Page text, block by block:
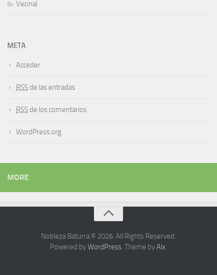
Vecinal
META
Acceder
RSS de las entradas
RSS de los comentarios
WordPress.org
MORE
Nobleza Baturra © 2026. All Rights Reserved.
Powered byWordPress. Theme byAlx.